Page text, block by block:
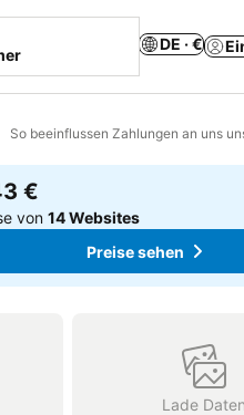
DE · €
So beeinflussen Zahlungen an uns
hinzufügen
€
von14 Websites
Preise sehen
Lade Daten